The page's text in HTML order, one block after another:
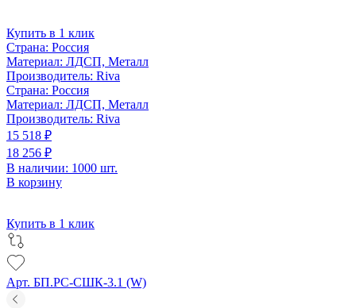
Купить в 1 клик
Страна: Россия
Материал: ЛДСП, Металл
Производитель: Riva
Страна: Россия
Материал: ЛДСП, Металл
Производитель: Riva
15 518 ₽
18 256 ₽
В наличии: 1000 шт.
В корзину
Купить в 1 клик
Арт. БП.РС-СШК-3.1 (W)